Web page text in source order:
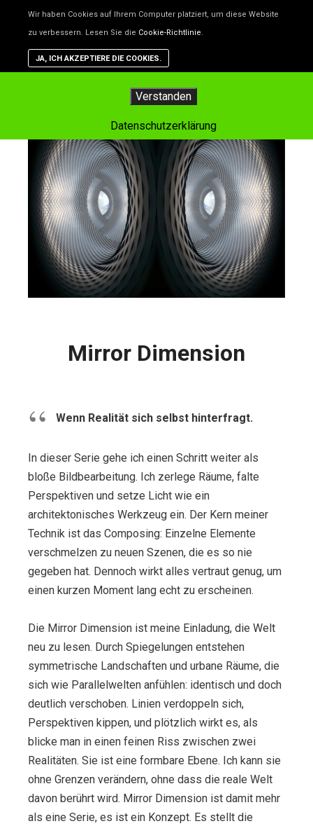
Mirror Dimension
Wenn Realität sich selbst hinterfragt.
In dieser Serie gehe ich einen Schritt weiter als
bloße Bildbearbeitung. Ich zerlege Räume, falte
Perspektiven und setze Licht wie ein
architektonisches Werkzeug ein. Der Kern meiner
Technik ist das Composing: Einzelne Elemente
verschmelzen zu neuen Szenen, die es so nie
gegeben hat. Dennoch wirkt alles vertraut genug, um
einen kurzen Moment lang echt zu erscheinen.
Die Mirror Dimension ist meine Einladung, die Welt
neu zu lesen. Durch Spiegelungen entstehen
symmetrische Landschaften und urbane Räume, die
sich wie Parallelwelten anfühlen: identisch und doch
deutlich verschoben. Linien verdoppeln sich,
Perspektiven kippen, und plötzlich wirkt es, als
blicke man in einen feinen Riss zwischen zwei
Realitäten. Sie ist eine formbare Ebene. Ich kann sie
ohne Grenzen verändern, ohne dass die reale Welt
davon berührt wird. Mirror Dimension ist damit mehr
als eine Serie, es ist ein Konzept. Es stellt die
Wir haben Cookies auf Ihrem Computer platziert, um diese Website
zu verbessern. Lesen Sie die Cookie-Richtlinie.
JA, ICH AKZEPTIERE DIE COOKIES.
Unsere Website benutzt Cookies – das sind kleine Dateien,
helfen, die Website besser zu machen. Wenn du nicht willst,
Browser einstellen. Aber dann funktioniert vielleicht nicht
auf der Website so, wie es soll.
Verstanden
Datenschutzerklärung